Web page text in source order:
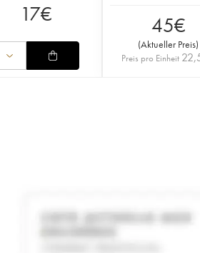
17€ 45€
(Aktueller Preis)
Preis pro Einheit